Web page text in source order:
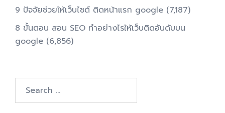
9 ปัจจัยช่วยให้เว็บไซต์ ติดหน้าแรก google (7,187)
8 ขั้นตอน สอน SEO ทําอย่างไรให้เว็บติดอันดับบน
google (6,856)
for: